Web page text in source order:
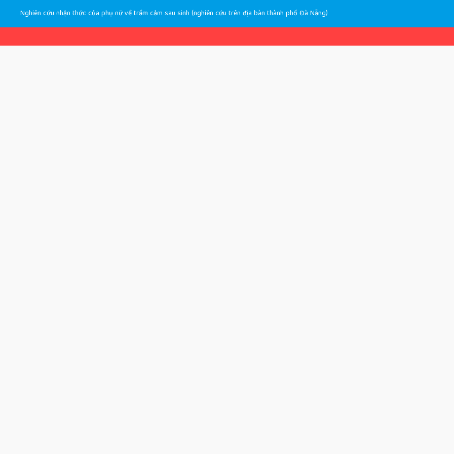
Nghiên cứu nhận thức của phụ nữ về trầm cảm sau sinh (nghiên cứu trên địa bàn thành phố Đà Nẵng)